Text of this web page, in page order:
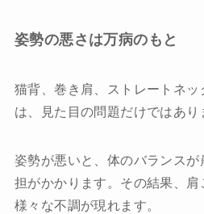
姿勢の悪さは万病のもと
猫背、巻き肩、ストレートネッ
は、見た目の問題だけではあり
姿勢が悪いと、体のバランス
担がかかります。その結果、肩
様々な不調が現れます。